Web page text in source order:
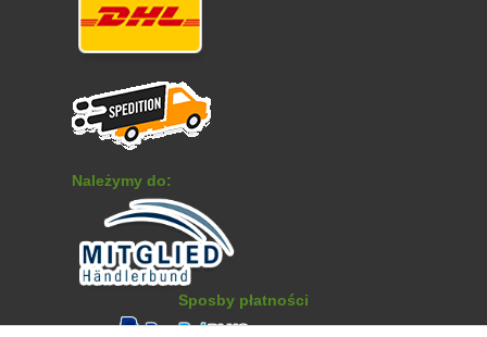
Należymy do:
Sposby płatności